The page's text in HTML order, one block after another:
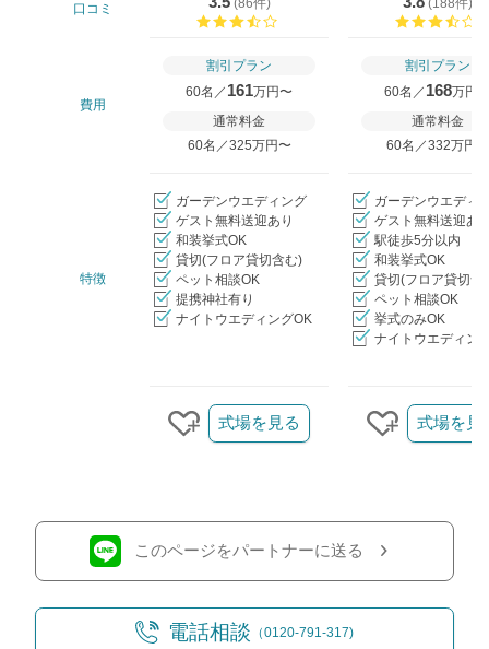
口コミ
費用
割引プラン
60名／ 161万円〜
通常料金
60名／325万円〜
割引プラン
60名／ 168万円
通常料金
60名／332万円〜
特徴
ガーデンウエディング
ゲスト無料送迎あり
和装挙式OK
貸切(フロア貸切含む)
ペット相談OK
提携神社有り
ナイトウエディングOK
ガーデンウエディ
ゲスト無料送迎あ
駅徒歩5分以内
和装挙式OK
貸切(フロア貸切含
ペット相談OK
挙式のみOK
ナイトウエディン
クリップする
式場を見る
クリップす
式場を見
このページをパートナーに送る
電話相談 （0120-791-317)